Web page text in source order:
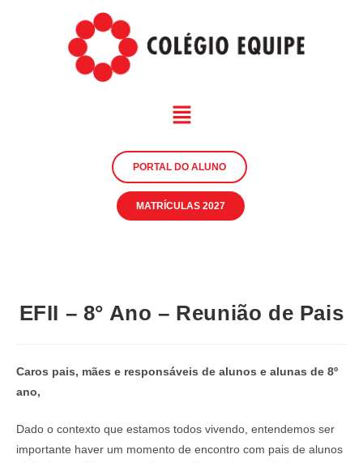
PORTAL DO ALUNO
MATRÍCULAS 2027
EFII – 8° Ano – Reunião de Pais
Caros pais, mães e responsáveis de alunos e alunas de 8º
ano,
Dado o contexto que estamos todos vivendo, entendemos ser
importante haver um momento de encontro com pais de alunos